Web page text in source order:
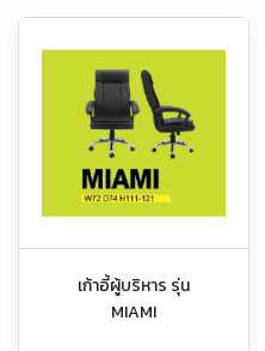
เก้าอี้ผู้บริหาร รุ่น
MIAMI